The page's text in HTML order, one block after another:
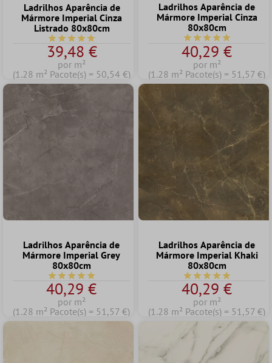
Ladrilhos Aparência de
Mármore Imperial Cinza
Listrado 80x80cm
Classificação média de 5 de 5 estrelas
39,48 €
por m²
(1.28 m² Pacote(s) = 50,54 €)
Ladrilhos Aparência de
Mármore Imperial Cinza
80x80cm
Classificação média
40,29 €
por m²
(1.28 m² Pacote(s) = 51,57 €)
Ladrilhos Aparência de
Mármore Imperial Grey
80x80cm
Classificação média de 5 de 5 estrelas
40,29 €
por m²
(1.28 m² Pacote(s) = 51,57 €)
Ladrilhos Aparência de
Mármore Imperial Khaki
80x80cm
Classificação média
40,29 €
por m²
(1.28 m² Pacote(s) = 51,57 €)